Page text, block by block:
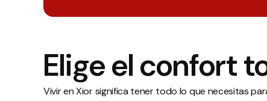
Elige el confort
Vivir en Xior significa tener todo lo que necesitas